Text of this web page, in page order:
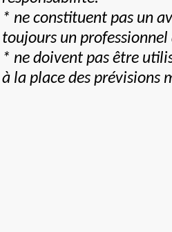
* ne constituent pas un
toujours un
* ne doivent pas être
à la place des prévisions